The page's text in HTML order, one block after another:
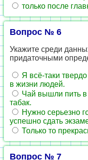
только после
Вопрос № 6
Укажите среди
придаточными
Я всё-таки
в жизни людей.
Чай вышли пить в
табак.
Нужно серьезно
успешно сдать
Только то
Вопрос № 7